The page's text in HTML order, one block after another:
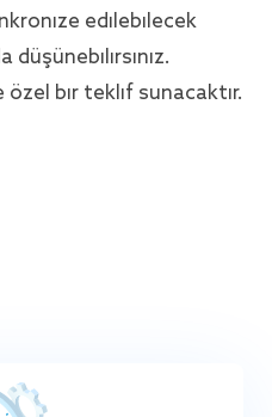
edilebilecek
düşünebilirsiniz.
bir teklif sunacaktır.